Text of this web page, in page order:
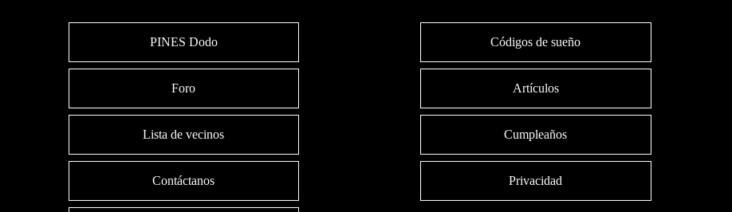
PINES Dodo Códigos de sueño
Foro Artículos
Lista de vecinos Cumpleaños
Contáctanos Privacidad